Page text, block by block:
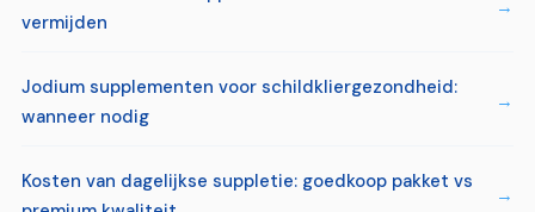
vermijden
Jodium supplementen voor schildkliergezondheid:
wanneer nodig
Kosten van dagelijkse suppletie: goedkoop pakket vs